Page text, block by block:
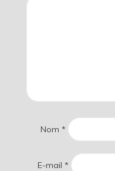
Nom *
E-mail *